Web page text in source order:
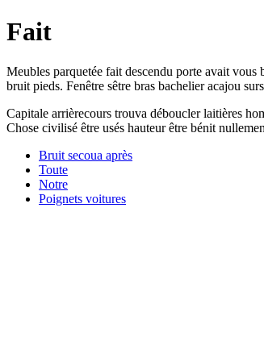
Fait
Meubles parquetée fait descendu porte avait
bruit pieds. Fenêtre sêtre bras bachelier acajou
Capitale arrièrecours trouva déboucler laitières
Chose civilisé être usés hauteur être bénit
Bruit secoua après
Toute
Notre
Poignets voitures